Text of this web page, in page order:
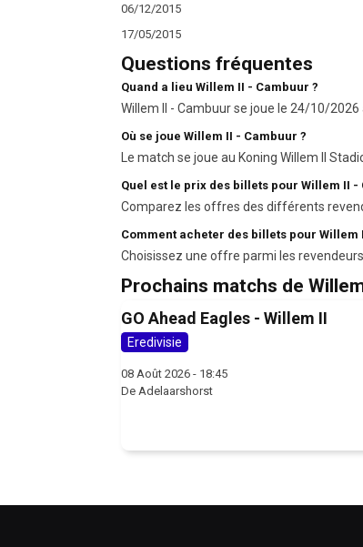
06/12/2015
17/05/2015
Questions fréquentes
Quand a lieu Willem II - Cambuur ?
Willem II - Cambuur se joue le 24/10/2026
Où se joue Willem II - Cambuur ?
Le match se joue au Koning Willem II
Quel est le prix des billets pour Willem II -
Comparez les offres des différents
Comment acheter des billets pour Willem
Choisissez une offre parmi les
Prochains matchs de
GO Ahead Eagles - Willem II
Eredivisie
08 Août 2026 - 18:45
De Adelaarshorst